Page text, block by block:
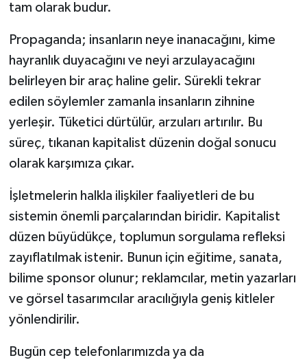
tam olarak budur.
Propaganda; insanların neye inanacağını, kime
hayranlık duyacağını ve neyi arzulayacağını
belirleyen bir araç haline gelir. Sürekli tekrar
edilen söylemler zamanla insanların zihnine
yerleşir. Tüketici dürtülür, arzuları artırılır. Bu
süreç, tıkanan kapitalist düzenin doğal sonucu
olarak karşımıza çıkar.
İşletmelerin halkla ilişkiler faaliyetleri de bu
sistemin önemli parçalarından biridir. Kapitalist
düzen büyüdükçe, toplumun sorgulama refleksi
zayıflatılmak istenir. Bunun için eğitime, sanata,
bilime sponsor olunur; reklamcılar, metin yazarları
ve görsel tasarımcılar aracılığıyla geniş kitleler
yönlendirilir.
Bugün cep telefonlarımızda ya da